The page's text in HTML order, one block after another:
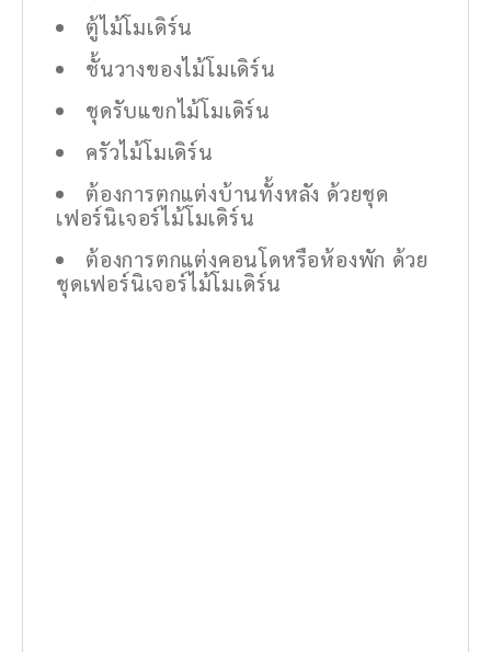
ตู้ไม้โมเดิร์น
ชั้นวางของไม้โมเดิร์น
ชุดรับแขกไม้โมเดิร์น
ครัวไม้โมเดิร์น
ต้องการตกแต่งบ้านทั้งหลัง ด้วยชุด
เฟอร์นิเจอร์ไม้โมเดิร์น
ต้องการตกแต่งคอนโดหรือห้องพัก ด้วย
ชุดเฟอร์นิเจอร์ไม้โมเดิร์น